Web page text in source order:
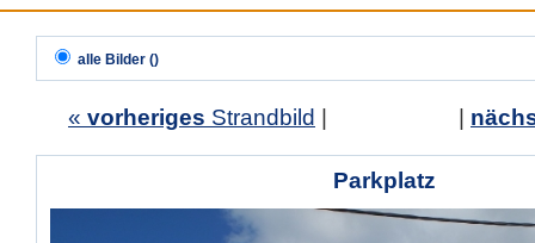
alle Bilder ()
« vorheriges Strandbild
Parkplatz